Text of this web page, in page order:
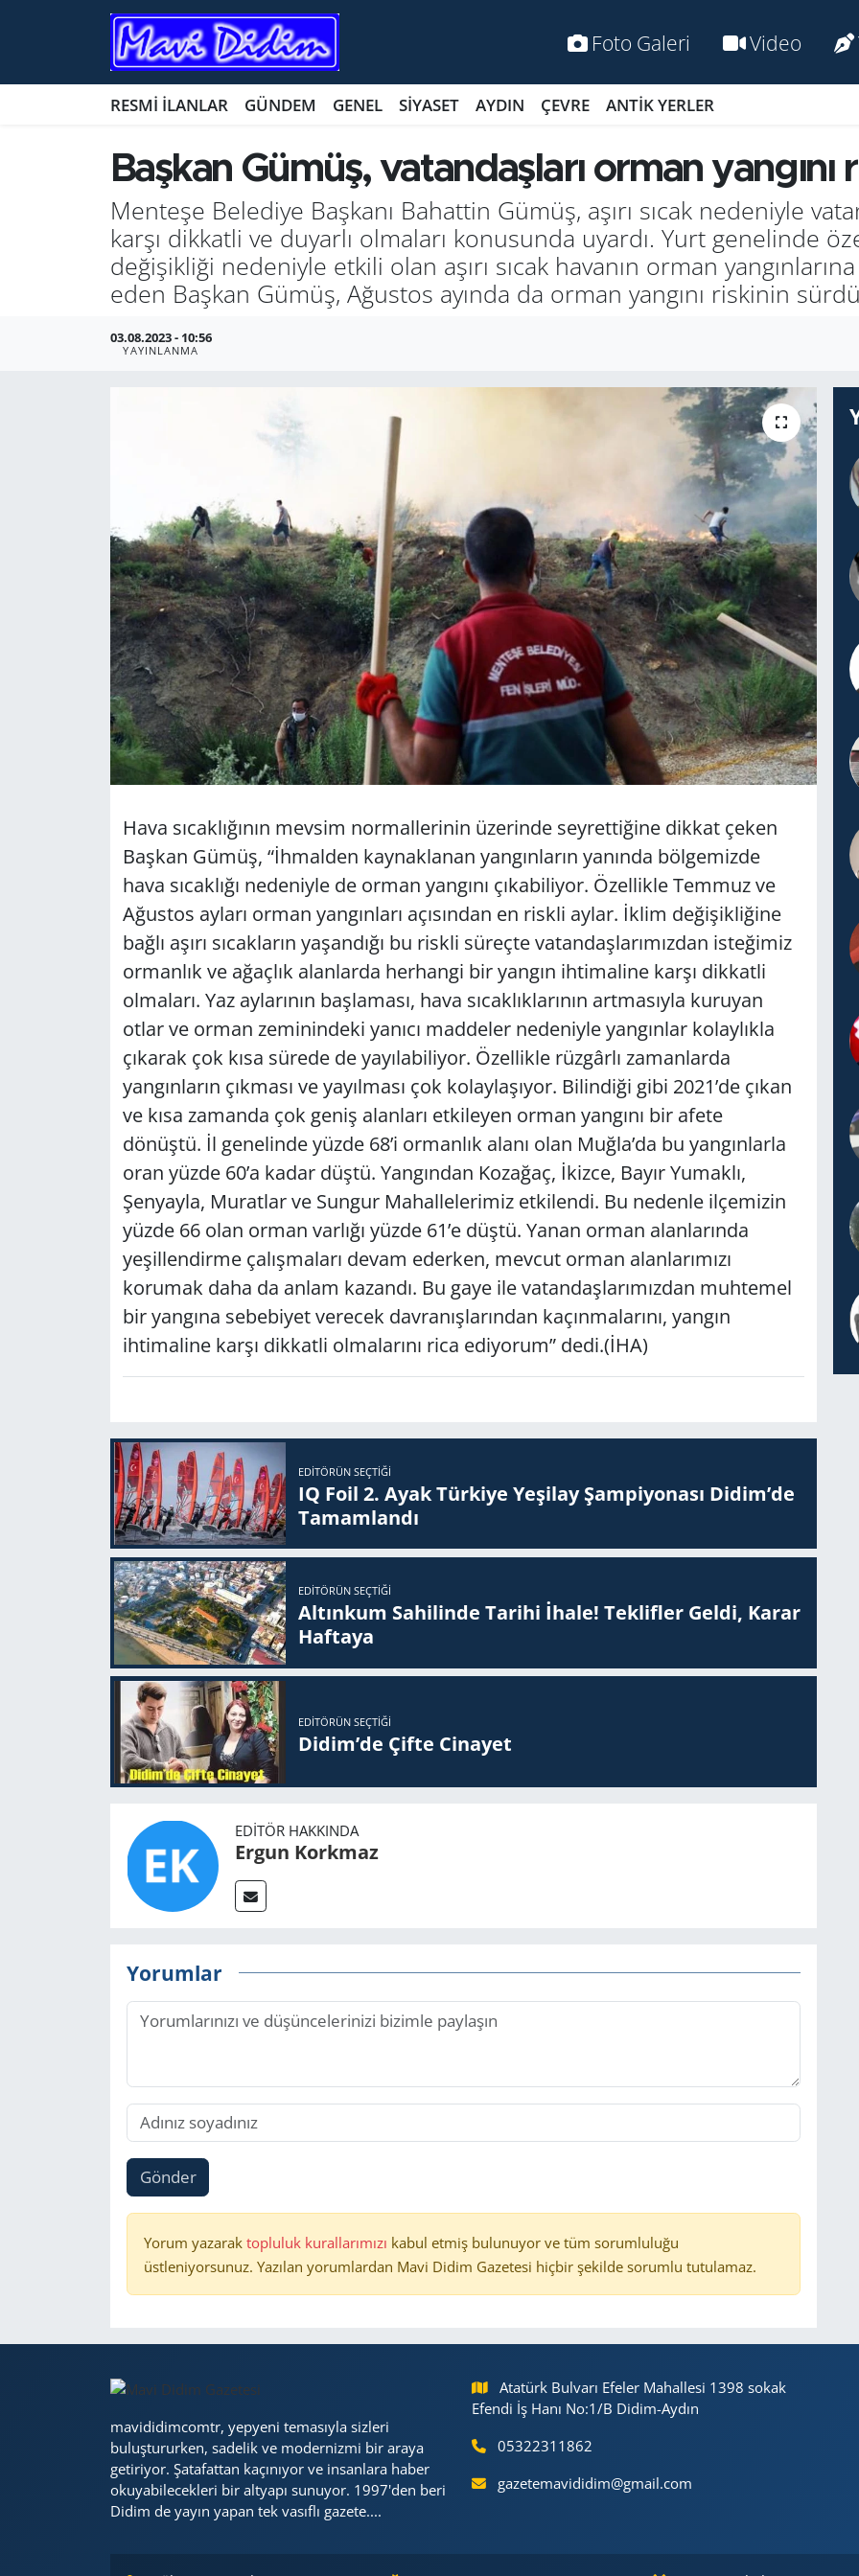
Foto Galeri Video
RESMİ İLANLAR GÜNDEM GENEL SİYASET AYDIN ÇEVRE ANTİK YERLER
Başkan Gümüş, vatandaşları orman yangını
Menteşe Belediye Başkanı Bahattin Gümüş, aşırı sıcak nedeniyle
karşı dikkatli ve duyarlı olmaları konusunda uyardı. Yurt genelinde
değişikliği nedeniyle etkili olan aşırı sıcak havanın orman
eden Başkan Gümüş, Ağustos ayında da orman yangını riskinin
03.08.2023 - 10:56
YAYINLANMA
Hava sıcaklığının mevsim normallerinin üzerinde seyrettiğine dikkat çeken
Başkan Gümüş, “İhmalden kaynaklanan yangınların yanında bölgemizde
hava sıcaklığı nedeniyle de orman yangını çıkabiliyor. Özellikle Temmuz ve
Ağustos ayları orman yangınları açısından en riskli aylar. İklim değişikliğine
bağlı aşırı sıcakların yaşandığı bu riskli süreçte vatandaşlarımızdan isteğimiz
ormanlık ve ağaçlık alanlarda herhangi bir yangın ihtimaline karşı dikkatli
olmaları. Yaz aylarının başlaması, hava sıcaklıklarının artmasıyla kuruyan
otlar ve orman zeminindeki yanıcı maddeler nedeniyle yangınlar kolaylıkla
çıkarak çok kısa sürede de yayılabiliyor. Özellikle rüzgârlı zamanlarda
yangınların çıkması ve yayılması çok kolaylaşıyor. Bilindiği gibi 2021’de çıkan
ve kısa zamanda çok geniş alanları etkileyen orman yangını bir afete
dönüştü. İl genelinde yüzde 68’i ormanlık alanı olan Muğla’da bu yangınlarla
oran yüzde 60’a kadar düştü. Yangından Kozağaç, İkizce, Bayır Yumaklı,
Şenyayla, Muratlar ve Sungur Mahallelerimiz etkilendi. Bu nedenle ilçemizin
yüzde 66 olan orman varlığı yüzde 61’e düştü. Yanan orman alanlarında
yeşillendirme çalışmaları devam ederken, mevcut orman alanlarımızı
korumak daha da anlam kazandı. Bu gaye ile vatandaşlarımızdan muhtemel
bir yangına sebebiyet verecek davranışlarından kaçınmalarını, yangın
ihtimaline karşı dikkatli olmalarını rica ediyorum” dedi.(İHA)
EDITÖRÜN SEÇTIĞI
IQ Foil 2. Ayak Tür­ki­ye Ye­şi­lay Şam­pi­yo­na­sı Didim’de
Ta­mam­lan­dı
EDITÖRÜN SEÇTIĞI
Altınkum Sahilinde Tarihi İhale! Teklifler Geldi, Karar
Haftaya
EDITÖRÜN SEÇTIĞI
Didim’de Çifte Ci­na­yet
EDITÖR HAKKINDA
Ergun Korkmaz
Yorumlar
Gönder
Yorum yazarak topluluk kurallarımızı kabul etmiş bulunuyor ve tüm sorumluluğu
üstleniyorsunuz. Yazılan yorumlardan Mavi Didim Gazetesi hiçbir şekilde sorumlu tutulamaz.
mavididimcomtr, yepyeni temasıyla sizleri
buluştururken, sadelik ve modernizmi bir araya
getiriyor. Şatafattan kaçınıyor ve insanlara haber
okuyabilecekleri bir altyapı sunuyor. 1997'den beri
Didim de yayın yapan tek vasıflı gazete....
Atatürk Bulvarı Efeler Mahallesi 1398 sokak
Efendi İş Hanı No:1/B Didim-Aydın
05322311862
gazetemavididim@gmail.com
ANTİK YERLER
BİLİM VE TEKNOLOJİ
HABERDE İNSAN
KÜLTÜR SANAT
MAGAZİN
POLİTİKA
RESMİ İLANLAR
SAĞLIK
Nöbetçi Eczaneler
Namaz Vakitleri
Trafik Durumu
Süper Lig Puan Durumu ve Fikstür